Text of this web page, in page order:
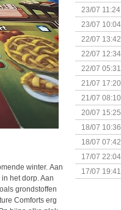
winter. Aan
het dorp. Aan
grondstoffen
Comforts erg
23/07 11:24
23/07 10:04
22/07 13:42
22/07 12:34
& Great
22/07 05:31
bigbox
21/07 17:20
21/07 08:10
20/07 15:25
genaamd
18/07 10:36
18/07 07:42
Sherlock
17/07 22:04
Monsterbox
17/07 19:41